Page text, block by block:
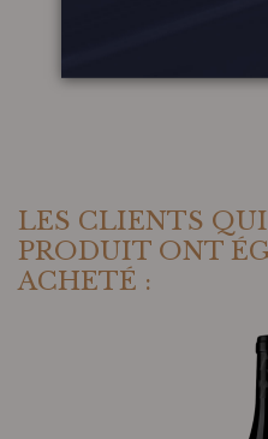
LES CLIENTS
PRODUIT ONT
ACHETÉ :